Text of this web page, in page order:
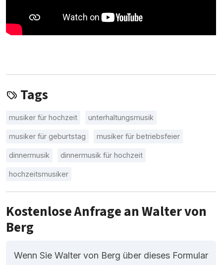
Tags
musiker für hochzeit unterhaltungsmusik
musiker für geburtstag musiker für betriebsfeier
dinnermusik dinnermusik für hochzeit
hochzeitsmusiker
Kostenlose Anfrage an Walter von
Berg
Wenn Sie Walter von Berg über dieses Formular